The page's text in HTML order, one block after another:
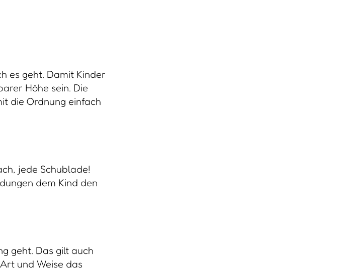
es geht. Damit Kinder
Höhe sein. Die
die Ordnung einfach
jede Schublade!
dem Kind den
geht. Das gilt auch
und Weise das